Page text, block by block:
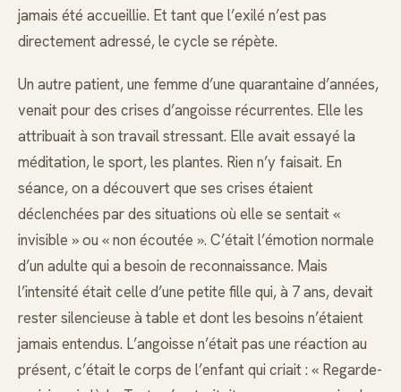
jamais été accueillie. Et tant que l’exilé n’est pas
directement adressé, le cycle se répète.
Un autre patient, une femme d’une quarantaine d’années,
venait pour des crises d’angoisse récurrentes. Elle les
attribuait à son travail stressant. Elle avait essayé la
méditation, le sport, les plantes. Rien n’y faisait. En
séance, on a découvert que ses crises étaient
déclenchées par des situations où elle se sentait «
invisible » ou « non écoutée ». C’était l’émotion normale
d’un adulte qui a besoin de reconnaissance. Mais
l’intensité était celle d’une petite fille qui, à 7 ans, devait
rester silencieuse à table et dont les besoins n’étaient
jamais entendus. L’angoisse n’était pas une réaction au
présent, c’était le corps de l’enfant qui criait : « Regarde-